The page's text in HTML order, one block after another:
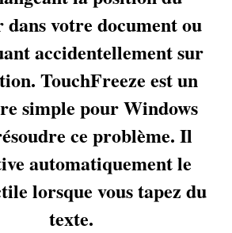
dans votre document ou
accidentellement sur
TouchFreeze est un
simple pour Windows
ce problème. Il
automatiquement le
lorsque vous tapez du
texte.